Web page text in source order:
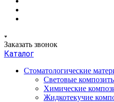
Заказать звонок
Каталог
Стоматологические
Световые
Химические
Жидкотекучие